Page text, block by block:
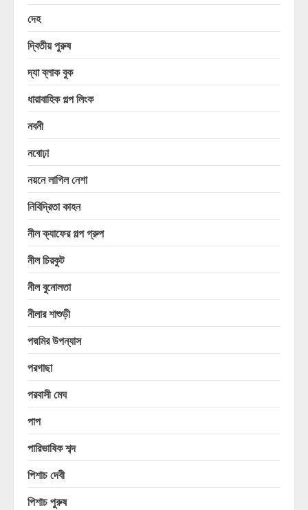
দেহ
দ্বিতীয় পুরুষ
দ্যা ব্লাক বুক
ধারাবাহিক গল্প লিংক
নবনী
নবোঢ়া
নয়নে লাগিল নেশা
নিবিদ্রিতা কাহন
নীল ক্যাফের গল্প গ্রুপ
নীল চিরকুট
নীল বুনোলতা
নীলার শাশুড়ী
পদ্মমির উপন্যাস
পরগাছা
পরবাসী মেঘ
পাপ
পারিভাষিক শব্দ
পিশাচ দেবী
পিশাচ পুরুষ